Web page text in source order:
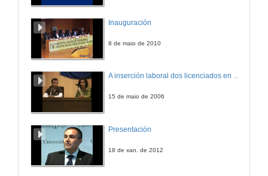
Intervención Ana María Pita Grandal
Inauguración
8 de maio de 2010
A inserción laboral dos licenciados en Ciencias do Mar: a carreira investigadora
15 de maio de 2006
Presentación
18 de xan. de 2012